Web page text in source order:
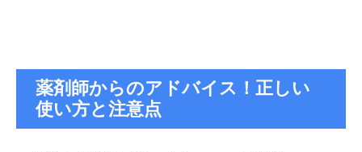
薬剤師からのアドバイス！正しい
使い方と注意点